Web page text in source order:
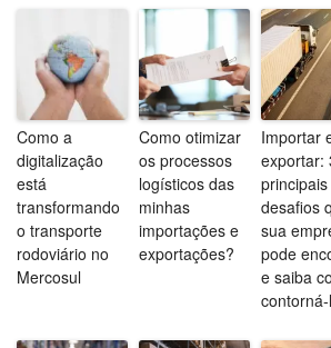
Como a
digitalização
está
transformando
o transporte
rodoviário no
Mercosul
Como otimizar
os processos
logísticos das
minhas
importações e
exportações?
Importar
exportar:
principais
desafios
sua
pode
e saiba